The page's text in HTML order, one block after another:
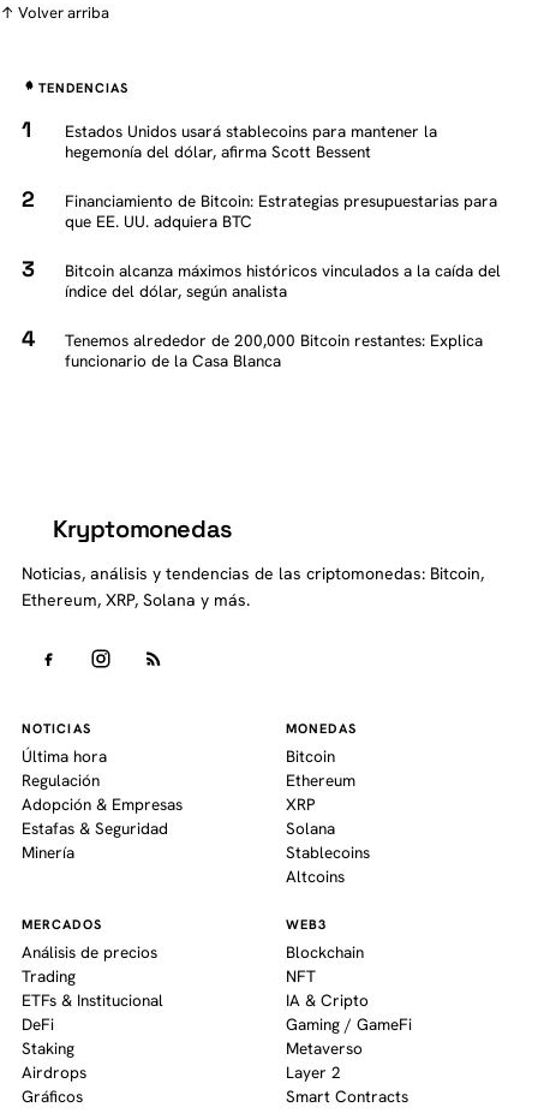
↑ Volver arriba
TENDENCIAS
Estados Unidos usará stablecoins para mantener la
hegemonía del dólar, afirma Scott Bessent
Financiamiento de Bitcoin: Estrategias presupuestarias para
que EE. UU. adquiera BTC
Bitcoin alcanza máximos históricos vinculados a la caída del
índice del dólar, según analista
Tenemos alrededor de 200,000 Bitcoin restantes: Explica
funcionario de la Casa Blanca
Kryptomonedas
Noticias, análisis y tendencias de las criptomonedas: Bitcoin,
Ethereum, XRP, Solana y más.
NOTICIAS
Última hora
Regulación
Adopción & Empresas
Estafas & Seguridad
Minería
MONEDAS
Bitcoin
Ethereum
XRP
Solana
Stablecoins
Altcoins
MERCADOS
Análisis de precios
Trading
ETFs & Institucional
DeFi
Staking
Airdrops
Gráficos
WEB3
Blockchain
NFT
IA & Cripto
Gaming / GameFi
Metaverso
Layer 2
Smart Contracts